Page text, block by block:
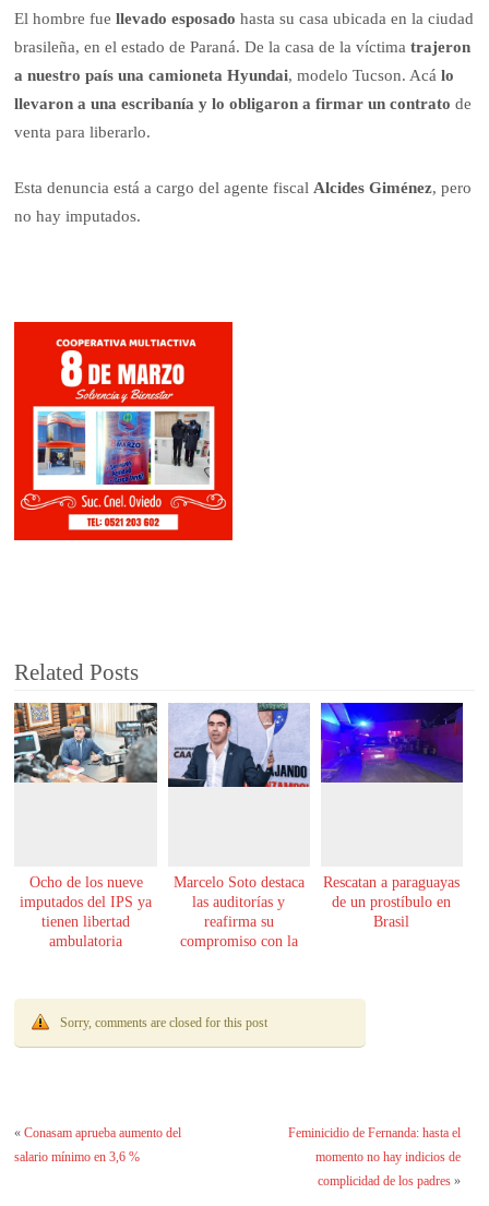
El hombre fue llevado esposadohasta su casa ubicada en la ciudad
brasileña, en el estado de Paraná. De la casa de la víctimatrajeron
a nuestro país una camioneta Hyundai, modelo Tucson. Acá lo
llevaron a una escribanía y lo obligaron a firmar un contrato de
venta para liberarlo.
Esta denuncia está a cargo del agente fiscal Alcides Giménez, pero
no hay imputados.
Related Posts
Ocho de los nueve
imputados del IPS ya
tienen libertad
ambulatoria
Marcelo Soto destaca
las auditorías y
reafirma su
compromiso con la
Rescatan a paraguayas
de un prostíbulo en
Brasil
Sorry, comments are closed for this post
«Conasam aprueba aumento del
salario mínimo en 3,6 %
Feminicidio de Fernanda: hasta el
momento no hay indicios de
complicidad de los padres»